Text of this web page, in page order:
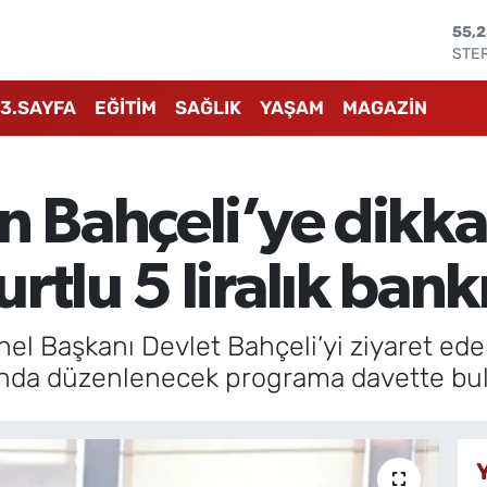
3.SAYFA EĞİTİM SAĞLIK YAŞAM MAGAZİN
Bahçeli’ye
5 liralık
Başkanı Devlet Bahçeli’yi ziyaret
düzenlenecek programa davette